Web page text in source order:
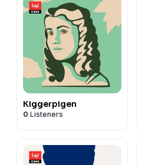
Kiggerpigen
0 Listeners